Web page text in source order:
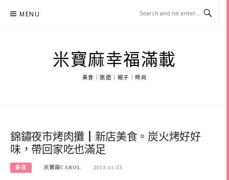
MENU
米寶麻幸福滿載
美食｜旅遊｜親子｜時尚
錦鏽夜市烤肉攤┃新店美食。炭火烤好好
味，帶回家吃也滿足
新店 米寶麻CAROL 2013-11-23